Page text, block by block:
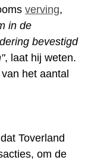
verving,
in de
bevestigd
, laat hij weten.
het aantal
Toverland
om de